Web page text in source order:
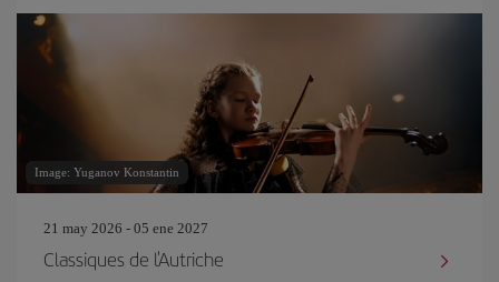
Image: Yuganov Konstantin
21 may 2026 - 05 ene 2027
Classiques de l'Autriche